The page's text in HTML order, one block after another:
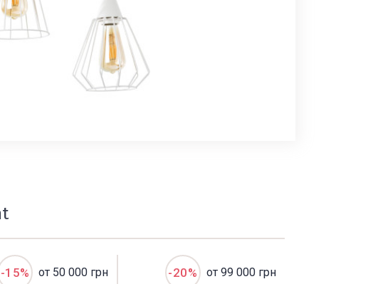
-15% от 50 000 грн -20% от 99 000 грн